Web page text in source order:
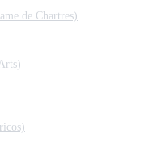
de Chartres)